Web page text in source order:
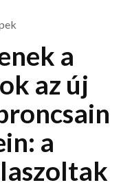
a
az új
a